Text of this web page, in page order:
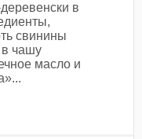
в
свинины
в чашу
масло и